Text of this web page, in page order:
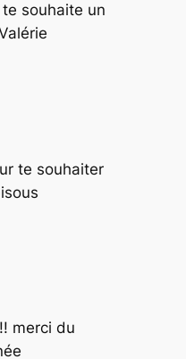
te souhaite un
te souhaiter
merci du